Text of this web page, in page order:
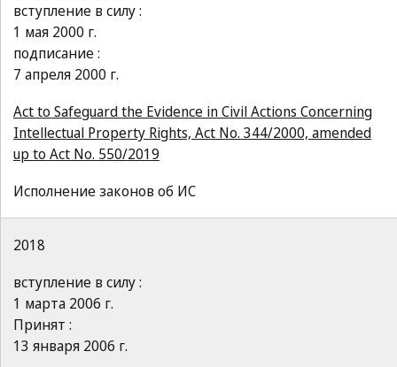
вступление в силу :
1 мая 2000 г.
подписание :
7 апреля 2000 г.
Act to Safeguard the Evidence in Civil Actions Concerning
Intellectual Property Rights, Act No. 344/2000, amended
up to Act No. 550/2019
Исполнение законов об ИС
2018
вступление в силу :
1 марта 2006 г.
Принят :
13 января 2006 г.